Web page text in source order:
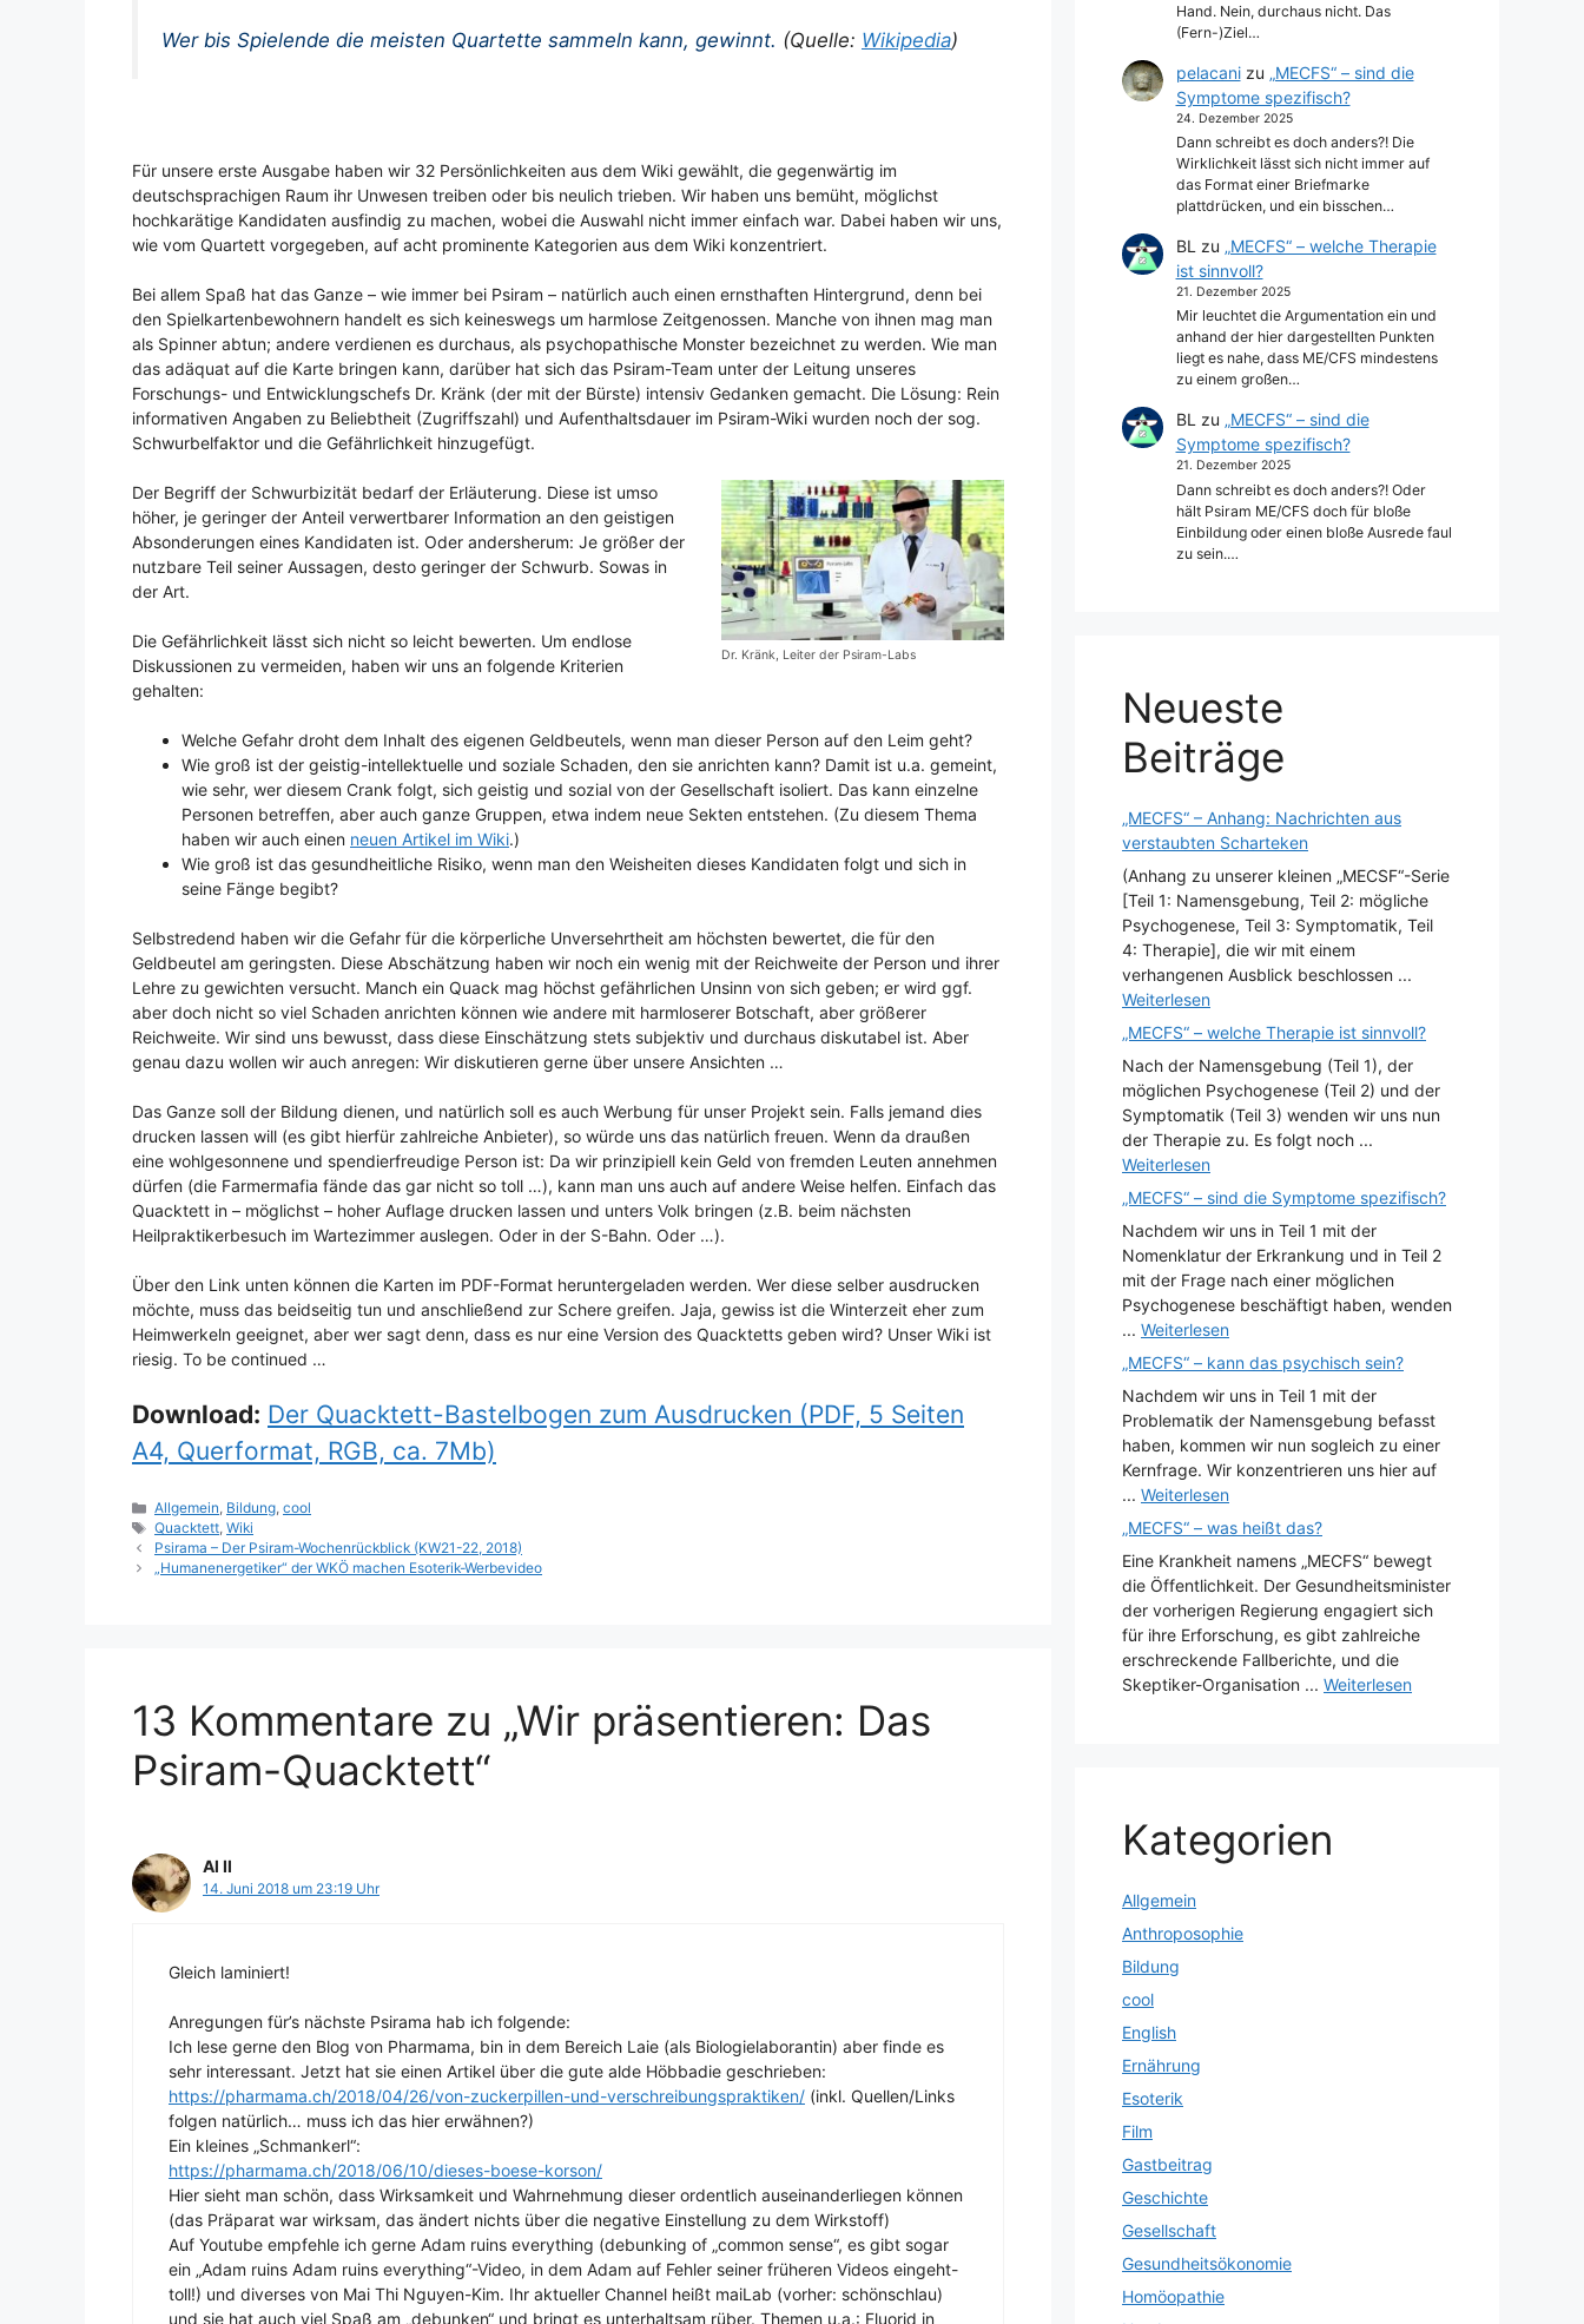
Wer bis Spielende die meisten Quartette sammeln kann, gewinnt. (Quelle: Wikipedia)
Für unsere erste Ausgabe haben wir 32 Persönlichkeiten aus dem Wiki gewählt, die gegenwärtig im
deutschsprachigen Raum ihr Unwesen treiben oder bis neulich trieben. Wir haben uns bemüht, möglichst
hochkarätige Kandidaten ausfindig zu machen, wobei die Auswahl nicht immer einfach war. Dabei haben wir uns,
wie vom Quartett vorgegeben, auf acht prominente Kategorien aus dem Wiki konzentriert.
Bei allem Spaß hat das Ganze – wie immer bei Psiram – natürlich auch einen ernsthaften Hintergrund, denn bei
den Spielkartenbewohnern handelt es sich keineswegs um harmlose Zeitgenossen. Manche von ihnen mag man
als Spinner abtun; andere verdienen es durchaus, als psychopathische Monster bezeichnet zu werden. Wie man
das adäquat auf die Karte bringen kann, darüber hat sich das Psiram-Team unter der Leitung unseres
Forschungs- und Entwicklungschefs Dr. Kränk (der mit der Bürste) intensiv Gedanken gemacht. Die Lösung: Rein
informativen Angaben zu Beliebtheit (Zugriffszahl) und Aufenthaltsdauer im Psiram-Wiki wurden noch der sog.
Schwurbelfaktor und die Gefährlichkeit hinzugefügt.
Dr. Kränk, Leiter der Psiram-Labs
Der Begriff der Schwurbizität bedarf der Erläuterung. Diese ist umso
höher, je geringer der Anteil verwertbarer Information an den geistigen
Absonderungen eines Kandidaten ist. Oder andersherum: Je größer der
nutzbare Teil seiner Aussagen, desto geringer der Schwurb. Sowas in
der Art.
Die Gefährlichkeit lässt sich nicht so leicht bewerten. Um endlose
Diskussionen zu vermeiden, haben wir uns an folgende Kriterien
gehalten:
Welche Gefahr droht dem Inhalt des eigenen Geldbeutels, wenn man dieser Person auf den Leim geht?
Wie groß ist der geistig-intellektuelle und soziale Schaden, den sie anrichten kann? Damit ist u.a. gemeint,
wie sehr, wer diesem Crank folgt, sich geistig und sozial von der Gesellschaft isoliert. Das kann einzelne
Personen betreffen, aber auch ganze Gruppen, etwa indem neue Sekten entstehen. (Zu diesem Thema
haben wir auch einen neuen Artikel im Wiki.)
Wie groß ist das gesundheitliche Risiko, wenn man den Weisheiten dieses Kandidaten folgt und sich in
seine Fänge begibt?
Selbstredend haben wir die Gefahr für die körperliche Unversehrtheit am höchsten bewertet, die für den
Geldbeutel am geringsten. Diese Abschätzung haben wir noch ein wenig mit der Reichweite der Person und ihrer
Lehre zu gewichten versucht. Manch ein Quack mag höchst gefährlichen Unsinn von sich geben; er wird ggf.
aber doch nicht so viel Schaden anrichten können wie andere mit harmloserer Botschaft, aber größerer
Reichweite. Wir sind uns bewusst, dass diese Einschätzung stets subjektiv und durchaus diskutabel ist. Aber
genau dazu wollen wir auch anregen: Wir diskutieren gerne über unsere Ansichten …
Das Ganze soll der Bildung dienen, und natürlich soll es auch Werbung für unser Projekt sein. Falls jemand dies
drucken lassen will (es gibt hierfür zahlreiche Anbieter), so würde uns das natürlich freuen. Wenn da draußen
eine wohlgesonnene und spendierfreudige Person ist: Da wir prinzipiell kein Geld von fremden Leuten annehmen
dürfen (die Farmermafia fände das gar nicht so toll …), kann man uns auch auf andere Weise helfen. Einfach das
Quacktett in – möglichst – hoher Auflage drucken lassen und unters Volk bringen (z.B. beim nächsten
Heilpraktikerbesuch im Wartezimmer auslegen. Oder in der S-Bahn. Oder …).
Über den Link unten können die Karten im PDF-Format heruntergeladen werden. Wer diese selber ausdrucken
möchte, muss das beidseitig tun und anschließend zur Schere greifen. Jaja, gewiss ist die Winterzeit eher zum
Heimwerkeln geeignet, aber wer sagt denn, dass es nur eine Version des Quacktetts geben wird? Unser Wiki ist
riesig. To be continued …
Download: Der Quacktett-Bastelbogen zum Ausdrucken (PDF, 5 Seiten
A4, Querformat, RGB, ca. 7Mb)
Kategorien
Allgemein, Bildung,cool
Schlagwörter
Quacktett,Wiki
Psirama – Der Psiram-Wochenrückblick (KW21-22, 2018)
„Humanenergetiker“ der WKÖ machen Esoterik-Werbevideo
13 Kommentare zu „Wir präsentieren: Das
Psiram-Quacktett“
Al Il
14. Juni 2018 um 23:19 Uhr
Gleich laminiert!
Anregungen für’s nächste Psirama hab ich folgende:
Ich lese gerne den Blog von Pharmama, bin in dem Bereich Laie (als Biologielaborantin) aber finde es
sehr interessant. Jetzt hat sie einen Artikel über die gute alde Höbbadie geschrieben:
https://pharmama.ch/2018/04/26/von-zuckerpillen-und-verschreibungspraktiken/ (inkl. Quellen/Links
folgen natürlich… muss ich das hier erwähnen?)
Ein kleines „Schmankerl“:
https://pharmama.ch/2018/06/10/dieses-boese-korson/
Hier sieht man schön, dass Wirksamkeit und Wahrnehmung dieser ordentlich auseinanderliegen können
(das Präparat war wirksam, das ändert nichts über die negative Einstellung zu dem Wirkstoff)
Auf Youtube empfehle ich gerne Adam ruins everything (debunking of „common sense“, es gibt sogar
ein „Adam ruins Adam ruins everything“-Video, in dem Adam auf Fehler seiner früheren Videos eingeht-
toll!) und diverses von Mai Thi Nguyen-Kim. Ihr aktueller Channel heißt maiLab (vorher: schönschlau)
und sie hat auch viel Spaß am „debunken“ und bringt es unterhaltsam rüber. Themen u.a.: Fluorid in
Hand. Nein, durchaus nicht. Das
(Fern-)Ziel…
pelacanizu „MECFS“ – sind die
Symptome spezifisch?
24. Dezember 2025
Dann schreibt es doch anders?! Die
Wirklichkeit lässt sich nicht immer auf
das Format einer Briefmarke
plattdrücken, und ein bisschen…
BL zu „MECFS“ – welche Therapie
ist sinnvoll?
21. Dezember 2025
Mir leuchtet die Argumentation ein und
anhand der hier dargestellten Punkten
liegt es nahe, dass ME/CFS mindestens
zu einem großen…
BL zu „MECFS“ – sind die
Symptome spezifisch?
21. Dezember 2025
Dann schreibt es doch anders?! Oder
hält Psiram ME/CFS doch für bloße
Einbildung oder einen bloße Ausrede faul
zu sein.…
Neueste
Beiträge
„MECFS“ – Anhang: Nachrichten aus
verstaubten Scharteken
(Anhang zu unserer kleinen „MECSF“-Serie
[Teil 1: Namensgebung, Teil 2: mögliche
Psychogenese, Teil 3: Symptomatik, Teil
4: Therapie], die wir mit einem
verhangenen Ausblick beschlossen ...
Weiterlesen
„MECFS“ – welche Therapie ist sinnvoll?
Nach der Namensgebung (Teil 1), der
möglichen Psychogenese (Teil 2) und der
Symptomatik (Teil 3) wenden wir uns nun
der Therapie zu. Es folgt noch ...
Weiterlesen
„MECFS“ – sind die Symptome spezifisch?
Nachdem wir uns in Teil 1 mit der
Nomenklatur der Erkrankung und in Teil 2
mit der Frage nach einer möglichen
Psychogenese beschäftigt haben, wenden
... Weiterlesen
„MECFS“ – kann das psychisch sein?
Nachdem wir uns in Teil 1 mit der
Problematik der Namensgebung befasst
haben, kommen wir nun sogleich zu einer
Kernfrage. Wir konzentrieren uns hier auf
... Weiterlesen
„MECFS“ – was heißt das?
Eine Krankheit namens „MECFS“ bewegt
die Öffentlichkeit. Der Gesundheitsminister
der vorherigen Regierung engagiert sich
für ihre Erforschung, es gibt zahlreiche
erschreckende Fallberichte, und die
Skeptiker-Organisation ... Weiterlesen
Kategorien
Allgemein
Anthroposophie
Bildung
cool
English
Ernährung
Esoterik
Film
Gastbeitrag
Geschichte
Gesellschaft
Gesundheitsökonomie
Homöopathie